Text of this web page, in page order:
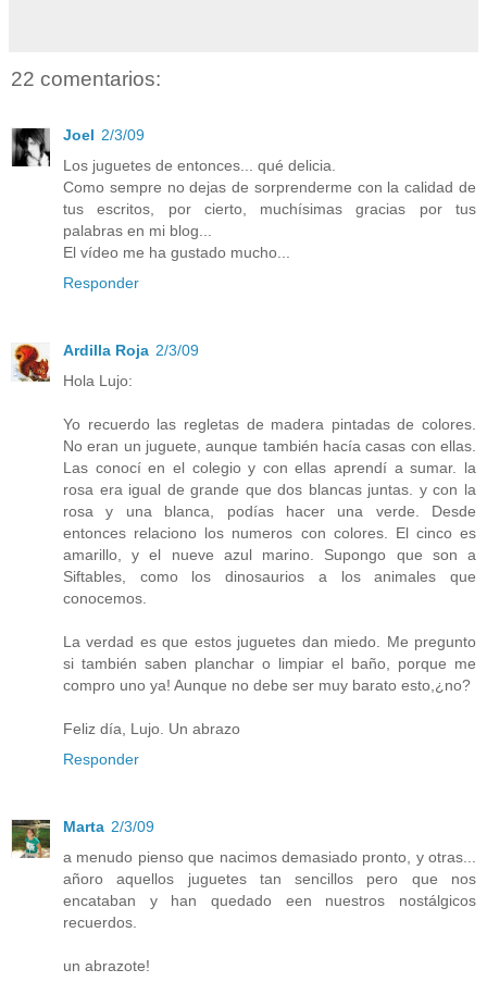
22 comentarios:
Joel 2/3/09
Los juguetes de entonces... qué delicia.
Como sempre no dejas de sorprenderme con la calidad de
tus escritos, por cierto, muchísimas gracias por tus
palabras en mi blog...
El vídeo me ha gustado mucho...
Responder
Ardilla Roja 2/3/09
Hola Lujo:
Yo recuerdo las regletas de madera pintadas de colores.
No eran un juguete, aunque también hacía casas con ellas.
Las conocí en el colegio y con ellas aprendí a sumar. la
rosa era igual de grande que dos blancas juntas. y con la
rosa y una blanca, podías hacer una verde. Desde
entonces relaciono los numeros con colores. El cinco es
amarillo, y el nueve azul marino. Supongo que son a
Siftables, como los dinosaurios a los animales que
conocemos.
La verdad es que estos juguetes dan miedo. Me pregunto
si también saben planchar o limpiar el baño, porque me
compro uno ya! Aunque no debe ser muy barato esto,¿no?
Feliz día, Lujo. Un abrazo
Responder
Marta 2/3/09
a menudo pienso que nacimos demasiado pronto, y otras...
añoro aquellos juguetes tan sencillos pero que nos
encataban y han quedado een nuestros nostálgicos
recuerdos.
un abrazote!